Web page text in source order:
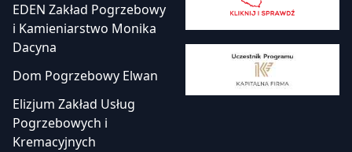
EDEN Zakład Pogrzebowy
i Kamieniarstwo Monika
Dacyna
Dom Pogrzebowy Elwan
Elizjum Zakład Usług
Pogrzebowych i
Kremacyjnych